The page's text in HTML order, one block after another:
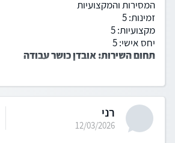
המסירות והמקצועיות
זמינות: 5
מקצועיות: 5
יחס אישי: 5
תחום השירות: אובדן כושר עבודה
רני
12/03/2026